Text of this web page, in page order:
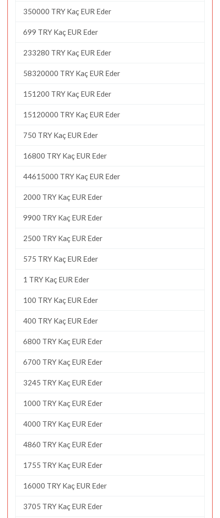
350000 TRY Kaç EUR Eder
699 TRY Kaç EUR Eder
233280 TRY Kaç EUR Eder
58320000 TRY Kaç EUR Eder
151200 TRY Kaç EUR Eder
15120000 TRY Kaç EUR Eder
750 TRY Kaç EUR Eder
16800 TRY Kaç EUR Eder
44615000 TRY Kaç EUR Eder
2000 TRY Kaç EUR Eder
9900 TRY Kaç EUR Eder
2500 TRY Kaç EUR Eder
575 TRY Kaç EUR Eder
1 TRY Kaç EUR Eder
100 TRY Kaç EUR Eder
400 TRY Kaç EUR Eder
6800 TRY Kaç EUR Eder
6700 TRY Kaç EUR Eder
3245 TRY Kaç EUR Eder
1000 TRY Kaç EUR Eder
4000 TRY Kaç EUR Eder
4860 TRY Kaç EUR Eder
1755 TRY Kaç EUR Eder
16000 TRY Kaç EUR Eder
3705 TRY Kaç EUR Eder